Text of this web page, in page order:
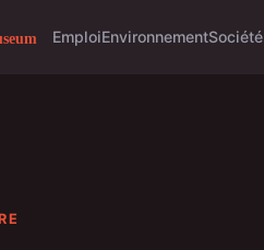
EmploiEnvironnementSociété